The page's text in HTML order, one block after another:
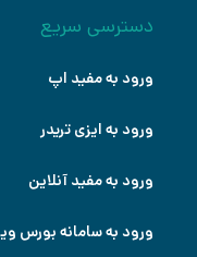
دسترسی سریع
ورود به مفید اپ
ورود به ایزی تریدر
ورود به مفید آنلاین
ورود به سامانه بورس